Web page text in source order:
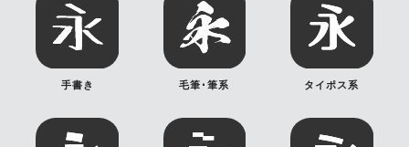
手書き 毛筆･筆系 タイポス系